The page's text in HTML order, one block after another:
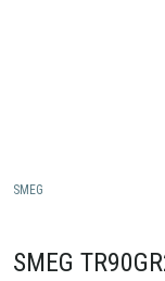
SMEG
SMEG